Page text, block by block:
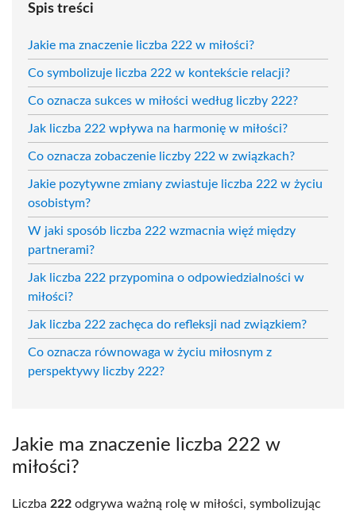
Spis treści
Jakie ma znaczenie liczba 222 w miłości?
Co symbolizuje liczba 222 w kontekście relacji?
Co oznacza sukces w miłości według liczby 222?
Jak liczba 222 wpływa na harmonię w miłości?
Co oznacza zobaczenie liczby 222 w związkach?
Jakie pozytywne zmiany zwiastuje liczba 222 w życiu
osobistym?
W jaki sposób liczba 222 wzmacnia więź między
partnerami?
Jak liczba 222 przypomina o odpowiedzialności w
miłości?
Jak liczba 222 zachęca do refleksji nad związkiem?
Co oznacza równowaga w życiu miłosnym z
perspektywy liczby 222?
Jakie ma znaczenie liczba 222 w
miłości?
Liczba 222 odgrywa ważną rolę w miłości, symbolizując